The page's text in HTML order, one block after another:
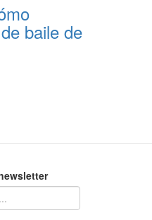
baile de